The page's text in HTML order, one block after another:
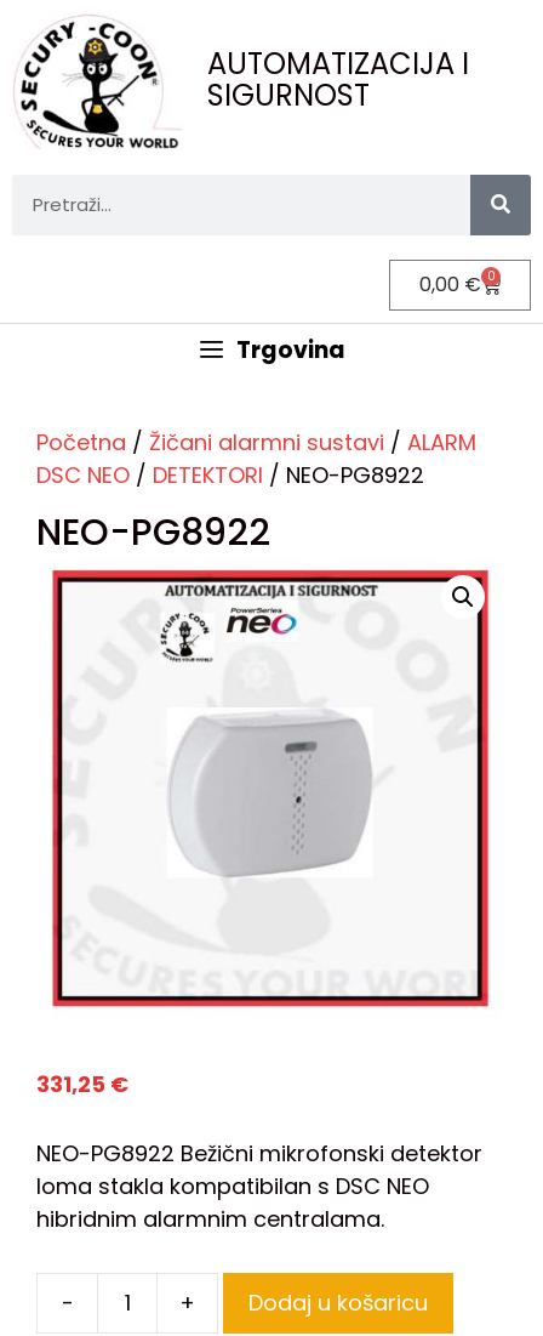
AUTOMATIZACIJA I
SIGURNOST
0,00 € 0
Trgovina
Početna / Žičani alarmni sustavi / ALARM
DSC NEO / DETEKTORI / NEO-PG8922
NEO-PG8922
331,25 €
NEO-PG8922 Bežični mikrofonski detektor
loma stakla kompatibilan s DSC NEO
hibridnim alarmnim centralama.
- + Dodaj u košaricu